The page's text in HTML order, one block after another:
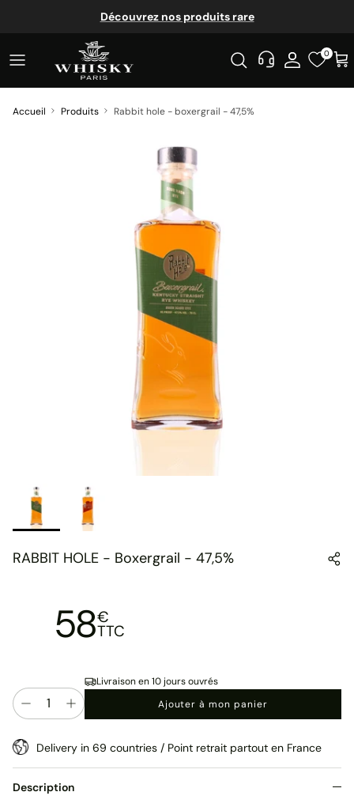
Découvrez nos produits rare
0
Accueil Produits Rabbit hole - boxergrail - 47,5%
RABBIT HOLE - Boxergrail - 47,5%
58€
TTC
Quantité
Livraison en 10 jours ouvrés
Ajouter à mon panier
Delivery in 69 countries / Point retrait partout en France
Description